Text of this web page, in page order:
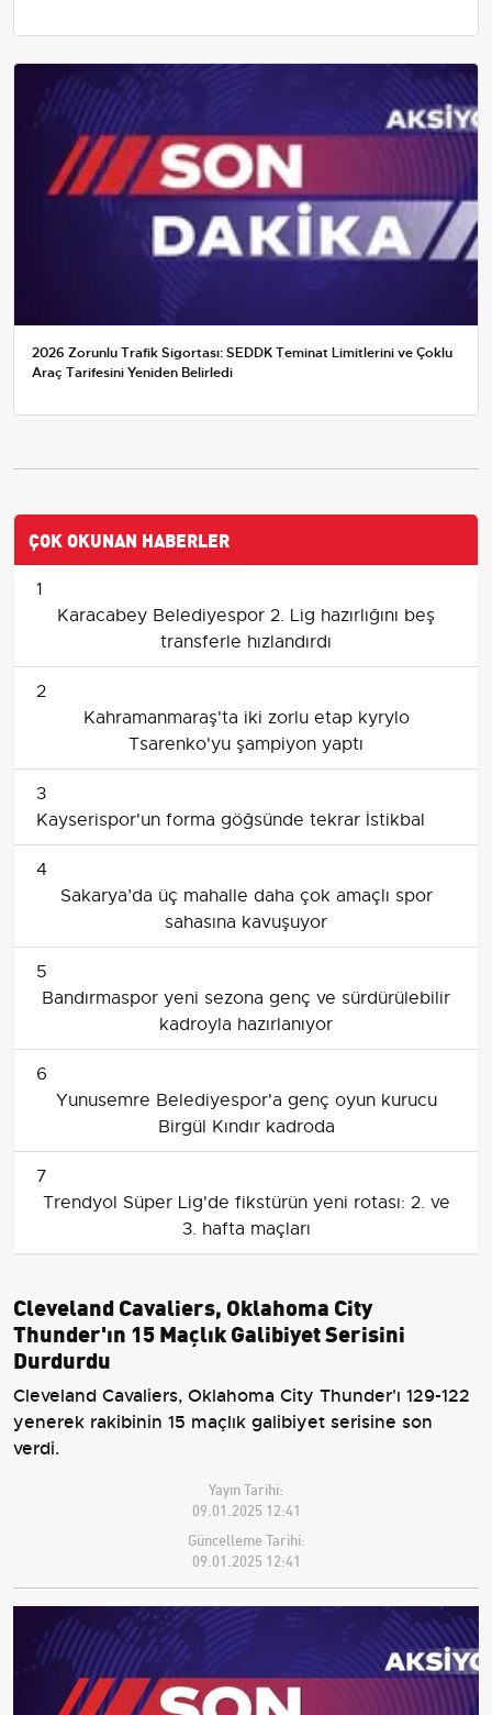
2026 Zorunlu Trafik Sigortası: SEDDK Teminat Limitlerini ve Çoklu
Araç Tarifesini Yeniden Belirledi
ÇOK OKUNAN HABERLER
1
Karacabey Belediyespor 2. Lig hazırlığını beş
transferle hızlandırdı
2
Kahramanmaraş'ta iki zorlu etap kyrylo
Tsarenko'yu şampiyon yaptı
3
Kayserispor'un forma göğsünde tekrar İstikbal
4
Sakarya’da üç mahalle daha çok amaçlı spor
sahasına kavuşuyor
5
Bandırmaspor yeni sezona genç ve sürdürülebilir
kadroyla hazırlanıyor
6
Yunusemre Belediyespor'a genç oyun kurucu
Birgül Kındır kadroda
7
Trendyol Süper Lig'de fikstürün yeni rotası: 2. ve
3. hafta maçları
Cleveland Cavaliers, Oklahoma City
Thunder'ın 15 Maçlık Galibiyet Serisini
Durdurdu
Cleveland Cavaliers, Oklahoma City Thunder'ı 129-122
yenerek rakibinin 15 maçlık galibiyet serisine son
verdi.
Yayın Tarihi:
09.01.2025 12:41
Güncelleme Tarihi:
09.01.2025 12:41